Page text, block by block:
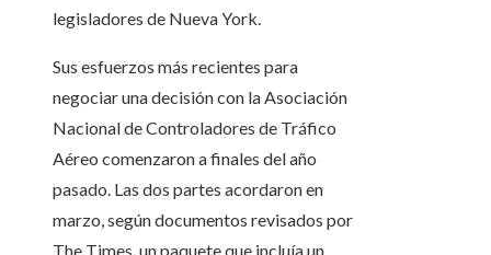
legisladores de Nueva York.
Sus esfuerzos más recientes para
negociar una decisión con la Asociación
Nacional de Controladores de Tráfico
Aéreo comenzaron a finales del año
pasado. Las dos partes acordaron en
marzo, según documentos revisados ​​por
The Times, un paquete que incluía un